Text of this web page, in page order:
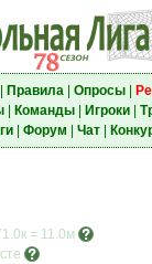
Правила| Опросы|
| Команды| Игроки|
| Форум Чат|
= 11.0м